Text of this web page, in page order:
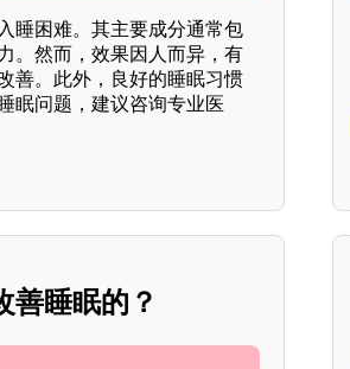
睡困难。其主要成分通常包
。然而，效果因人而异，有
善。此外，良好的睡眠习惯
眠问题，建议咨询专业医
善睡眠的？